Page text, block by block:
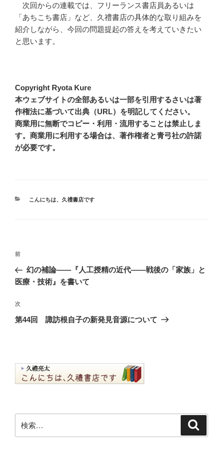
次回からの連載では、フリーランス書店員あるいは
「あちこち書店」など、久禮書店の具体的な取り組みを
紹介しながら、今回の問題提起の答えを考えていきたい
と思います。
Copyright Ryota Kure
本ウェブサイトの全部あるいは一部を引用するさいは著
作権法に基づいて出典（URL）を明記してください。
商業用に無断でコピー・利用・流用することは禁止しま
す。商業用に利用する場合は、著作権者と青弓社の許諾
が必要です。
カ
こんにちは、久禮書店です
投
ナ
ゲ
ー
ン
前
の
投
前
幻の補論――『人工授精の近代――戦後の「家族」と
医療・技術』を書いて
次
の
次
第44回 諏訪根自子の新発見音源について
索: